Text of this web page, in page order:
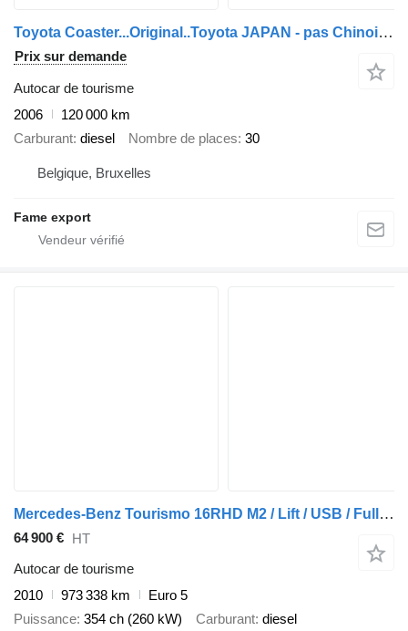
Toyota Coaster...Original..Toyota JAPAN - pas Chinois ...T20
Prix sur demande
Autocar de tourisme
2006
120 000 km
Carburant diesel Nombre de places 30
Belgique, Bruxelles
Fame export
Mercedes-Benz Tourismo 16RHD M2 / Lift / USB / Full Options
64 900 € HT
Autocar de tourisme
2010
973 338 km
Euro 5
Puissance 354 ch (260 kW) Carburant diesel